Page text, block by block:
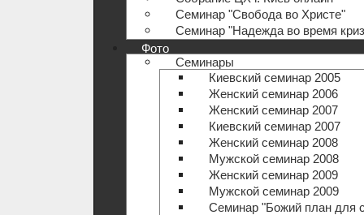
Семинар "Свобода во Христе"
Семинар "Надежда во время
Фото
Семинары
Киевский семинар 2005
Женский семинар 2006
Женский семинар 2007
Киевский семинар 2007
Женский семинар 2008
Мужской семинар 2008
Женский семинар 2009
Мужской семинар 2009
Семинар "Божий план для